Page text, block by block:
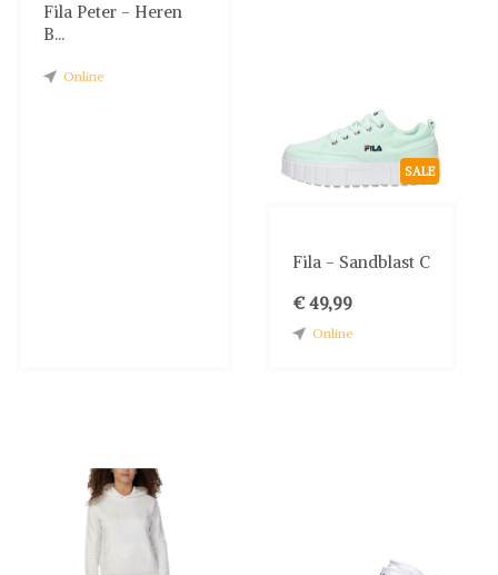
Fila Peter - Heren
B...
Online
SALE
Fila - Sandblast C
€ 49,99
Online